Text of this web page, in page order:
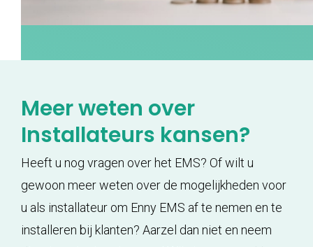
Meer weten over
Installateurs kansen?
Heeft u nog vragen over het EMS? Of wilt u
gewoon meer weten over de mogelijkheden voor
u als installateur om Enny EMS af te nemen en te
installeren bij klanten? Aarzel dan niet en neem